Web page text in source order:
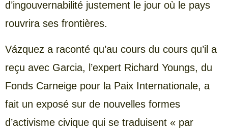
d’ingouvernabilité justement le jour où le pays
rouvrira ses frontières.
Vázquez a raconté qu’au cours du cours qu’il a
reçu avec Garcia, l’expert Richard Youngs, du
Fonds Carneige pour la Paix Internationale, a
fait un exposé sur de nouvelles formes
d’activisme civique qui se traduisent « par